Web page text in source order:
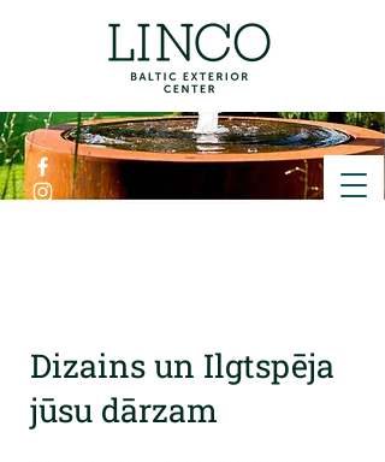
Dizains un Ilgtspēja
jūsu dārzam